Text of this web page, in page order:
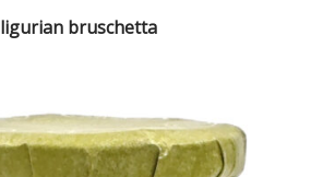
ligurian bruschetta